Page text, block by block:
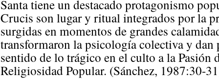
Santa tiene un destacado protagonismo
Crucis son lugar y ritual integrados por la
surgidas en momentos de grandes
transformaron la psicología colectiva y dan
sentido de lo trágico en el culto a la Pasión
Religiosidad Popular. (Sánchez, 1987:30-